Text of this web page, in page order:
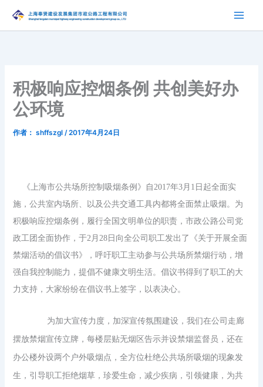
内
积极响应控烟条例 共创美好办
公环境
作者： shffszgl/2017年4月24日
《上海市公共场所控制吸烟条例》自2017年3月 1 日起全面实
施，公共室内场所、以及公共交通工具内都将全面禁止吸烟。为
积极响应控烟条例，履行全国文明单位的职责，市政公路公司党
政工团全面协作，于2月28 日向全公司职工发出了《关于开展全面
禁烟活动的倡议书》，呼吁职工主动参与公共场所禁烟行动，增
强自我控制能力，提倡不健康文明生活。倡议书得到了职工的大
力支持，大家纷纷在倡议书上签字，以表决心。
为加大宣传力度，加深宣传氛围建设，我们在公司走廊
摆放禁烟宣传立牌，每楼层贴无烟区告示并设禁烟监督员，还在
办公楼外设两个户外吸烟点，全方位杜绝公共场所吸烟的现象发
生，引导职工拒绝烟草，珍爱生命，减少疾病，引领健康，为共